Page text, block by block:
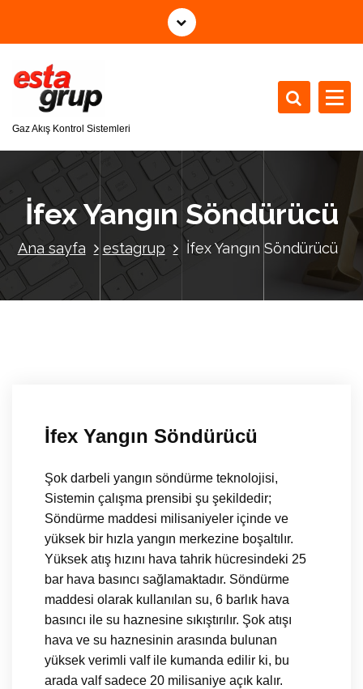
e
Gaz Akış Kontrol Sistemleri
İfex Yangın Söndürücü
Ana sayfa estagrup İfex Yangın Söndürücü
İfex Yangın Söndürücü
Şok darbeli yangın söndürme teknolojisi,
Sistemin çalışma prensibi şu şekildedir;
Söndürme maddesi milisaniyeler içinde ve
yüksek bir hızla yangın merkezine boşaltılır.
Yüksek atış hızını hava tahrik hücresindeki 25
bar hava basıncı sağlamaktadır. Söndürme
maddesi olarak kullanılan su, 6 barlık hava
basıncı ile su haznesine sıkıştırılır. Şok atışı
hava ve su haznesinin arasında bulunan
yüksek verimli valf ile kumanda edilir ki, bu
arada valf sadece 20 milisaniye açık kalır.